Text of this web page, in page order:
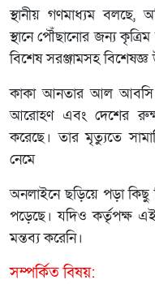
স্থানীয় গণমাধ্যম বলছে,
স্থানে পৌঁছানোর জন্য
বিশেষ সরঞ্জামসহ বিশেষজ্ঞ
কাকা আনতার আল আবসি
আরোহণ এবং দেশের
করেছে। তার মৃত্যুতে
নেমে
অনলাইনে ছড়িয়ে পড়া কিছু
পড়েছে। যদিও কর্তৃপক্ষ
মন্তব্য করেনি।
সম্পর্কিত বিষয়: